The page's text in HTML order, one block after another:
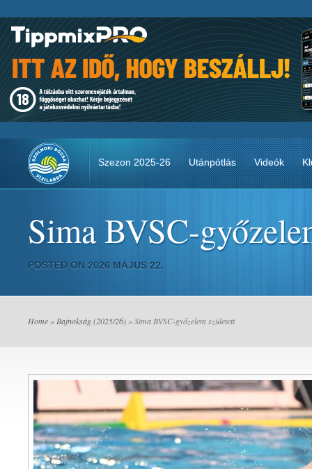
Szezon 2025-26 Utánpótlás Videók
Sima BVSC-
POSTED ON 2026 MÁJUS 22.
Home » Bajnokság (2025/26) » Sima BVSC-győzelem született